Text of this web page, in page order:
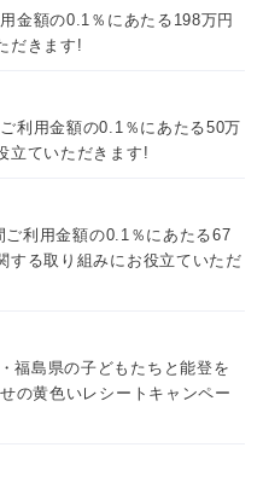
金額の0.1％にあたる198万円
だきます!
利用金額の0.1％にあたる50万
立ていただきます!
ご利用金額の0.1％にあたる67
する取り組みにお役立ていただ
福島県の子どもたちと能登を
の黄色いレシートキャンペー